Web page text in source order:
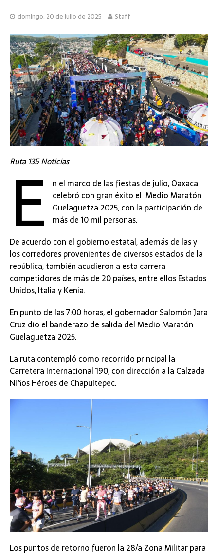
domingo, 20 de julio de 2025 Staff
Ruta 135 Noticias
E
n el marco de las fiestas de julio, Oaxaca
celebró con gran éxito el Medio Maratón
Guelaguetza 2025, con la participación de
más de 10 mil personas.
De acuerdo con el gobierno estatal, además de las y
los corredores provenientes de diversos estados de la
república, también acudieron a esta carrera
competidores de más de 20 países, entre ellos Estados
Unidos, Italia y Kenia.
En punto de las 7:00 horas, el gobernador Salomón Jara
Cruz dio el banderazo de salida del Medio Maratón
Guelaguetza 2025.
La ruta contempló como recorrido principal la
Carretera Internacional 190, con dirección a la Calzada
Niños Héroes de Chapultepec.
Los puntos de retorno fueron la 28/a Zona Militar para